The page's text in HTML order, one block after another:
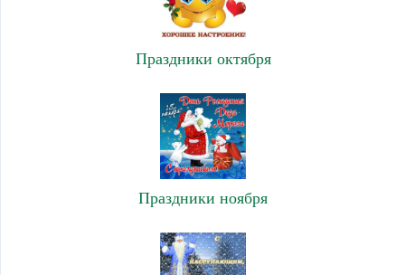
Праздники октября
Праздники ноября